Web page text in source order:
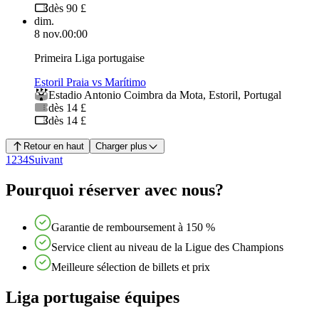
dès 90 £
dim.
8 nov.00:00
Primeira Liga portugaise
Estoril Praia vs Marítimo
Estadio Antonio Coimbra da Mota, Estoril, Portugal
dès 14 £
dès 14 £
Retour en haut Charger plus
1 234Suivant
Pourquoi réserver avec nous?
Garantie de remboursement à 150 %
Service client au niveau de la Ligue des Champions
Meilleure sélection de billets et prix
Liga portugaise équipes